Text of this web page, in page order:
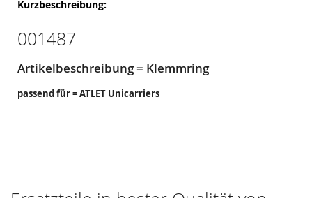
001487
Artikelbeschreibung = Klemmring
passend für = ATLET Unicarriers